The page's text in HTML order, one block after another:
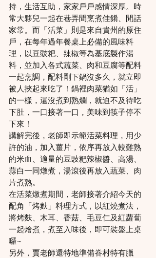
持，生活互助，家家戶戶感情深厚。時
常大夥兒一起在巷弄間烹煮佳餚、閒話
家常。而「活菜」則是來自貴州的原住
戶，在每年過年餐桌上必備的風味料
理，以豆豉粑、辣椒等為基底製作湯
料，並加入各式蔬菜、肉和豆腐等配料
一起烹調，配料剛下鍋沒多久，就立即
被人挾起來吃了！鍋裡肉菜猶如「活」
的一樣，還沒煮到熟爛，就迫不及待吃
下肚，一口接著一口，美味到筷子停不
下來！
講解完後，老師即示範活菜料理，用少
許的油，加入薑片，依序再放入較難熟
的米血、適量的豆豉粑辣椒醬、高湯、
蒜白一同燉煮，湯滾後再放入蔬菜、肉
片煮熟。
在活菜燉煮期間，老師接著介紹今天的
配角「烤麩」料理方式，以紅燒煮法，
將烤麩、木耳、香菇、毛豆仁及紅蘿蔔
一起燴煮，煮至入味後，即可裝盤上桌
囉~
另外，賈老師還特地準備眷村特有臘